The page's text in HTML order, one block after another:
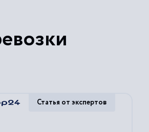
Статья от экспертов